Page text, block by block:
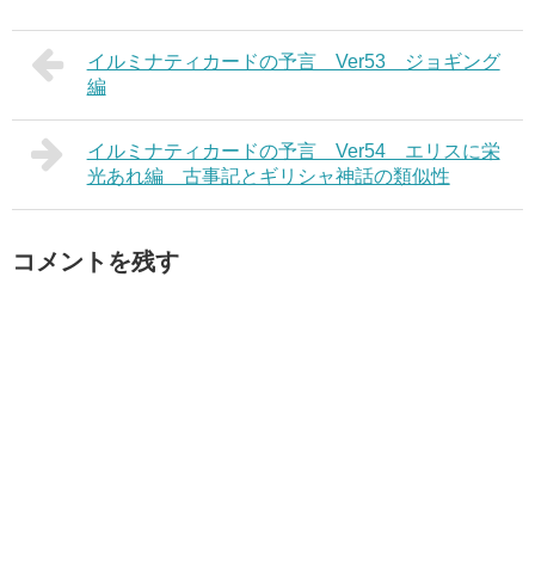
イルミナティカードの予言 Ver53 ジョギング
編
イルミナティカードの予言 Ver54 エリスに栄
光あれ編 古事記とギリシャ神話の類似性
コメントを残す